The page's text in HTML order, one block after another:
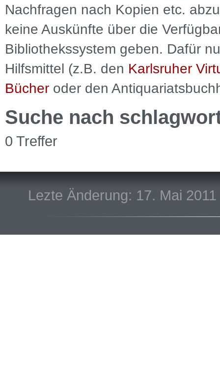
Nachfragen nach Kopien etc.
keine Auskünfte über die
Bibliothekssystem geben. Dafür
Hilfsmittel (z.B. den Karlsruher
Bücher oder den
Suche nach
0 Treffer
Lezte Änderung: 17. Mai